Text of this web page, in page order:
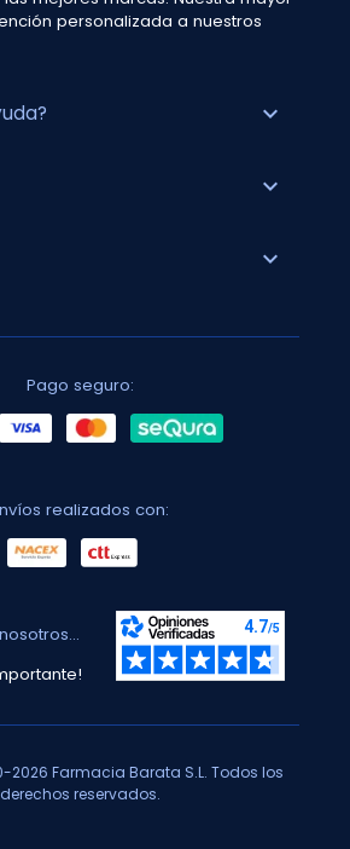
personalizada a nuestros
expand_more
expand_more
expand_more
Pago seguro:
realizados con:
2026 Farmacia Barata S.L. Todos los
derechos reservados.